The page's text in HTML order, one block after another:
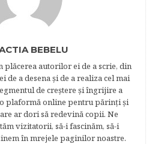
BEBELU
plăcerea autorilor ei de a scrie, din
de a desena şi de a realiza cel mai
de creştere şi îngrijire a
plaformă online pentru părinţi şi
ar dori să redevină copii. Ne
vizitatorii, să-i fascinăm, să-i
în mrejele paginilor noastre.​